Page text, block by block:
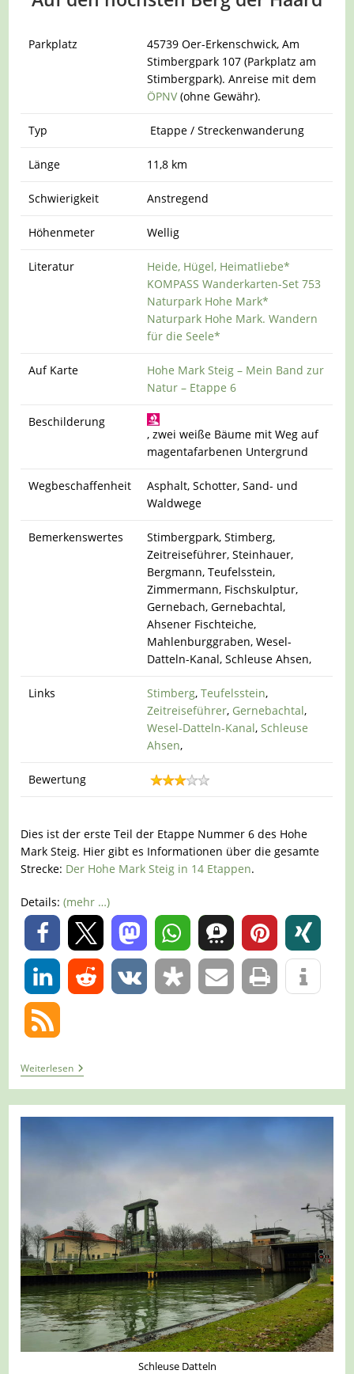
Parkplatz
45739 Oer-Erkenschwick, Am
Stimbergpark 107 (Parkplatz am
Stimbergpark). Anreise mit dem
ÖPNV(ohne Gewähr).
Typ Etappe / Streckenwanderung
Länge 11,8 km
Schwierigkeit Anstregend
Höhenmeter Wellig
Literatur
Heide, Hügel, Heimatliebe*
KOMPASS Wanderkarten-Set 753
Naturpark Hohe Mark*
Naturpark Hohe Mark. Wandern
für die Seele*
Auf Karte
Hohe Mark Steig – Mein Band zur
Natur – Etappe 6
Beschilderung
, zwei weiße Bäume mit Weg auf
magentafarbenen Untergrund
Wegbeschaffenheit
Asphalt, Schotter, Sand- und
Waldwege
Bemerkenswertes
Stimbergpark, Stimberg,
Zeitreiseführer, Steinhauer,
Bergmann, Teufelsstein,
Zimmermann, Fischskulptur,
Gernebach, Gernebachtal,
Ahsener Fischteiche,
Mahlenburggraben, Wesel-
Datteln-Kanal, Schleuse Ahsen,
Links Stimberg,Teufelsstein,
Zeitreiseführer, Gernebachtal,
Wesel-Datteln-Kanal,Schleuse
Ahsen,
Bewertung
Dies ist der erste Teil der Etappe Nummer 6 des Hohe
Mark Steig. Hier gibt es Informationen über die gesamte
Strecke: Der Hohe Mark Steig in 14 Etappen.
Details:(mehr …)
0
0
WeiterlesenTour
1299
–
Oer-
Erkenschwick
Mark
6a/6
–
Von
Oer-
Erkenschwick
Zur
Schleuse
Ahsen
Schleuse Datteln